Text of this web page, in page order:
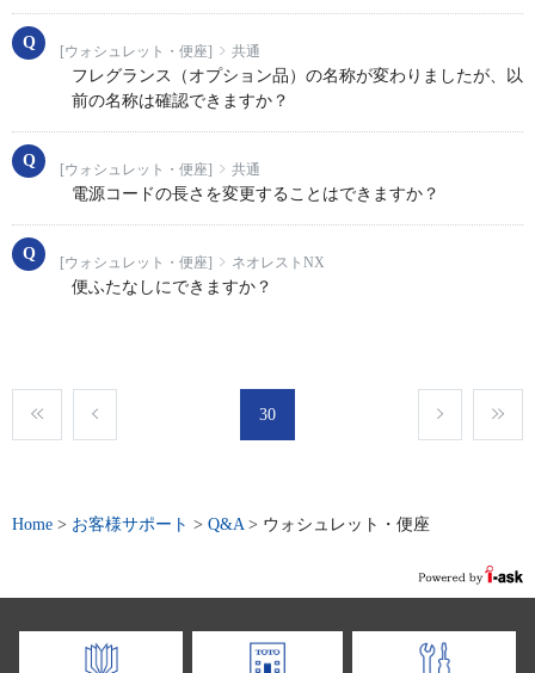
[ウォシュレット・便座] 共通
フレグランス（オプション品）の名称が変わりましたが、以
前の名称は確認できますか？
[ウォシュレット・便座] 共通
電源コードの長さを変更することはできますか？
[ウォシュレット・便座] ネオレストNX
便ふたなしにできますか？
30
Home > お客様サポート > Q&A> ウォシュレット・便座